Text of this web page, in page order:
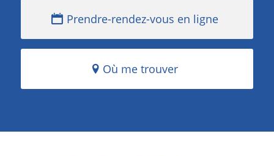
Prendre-rendez-vous en ligne
Où me trouver